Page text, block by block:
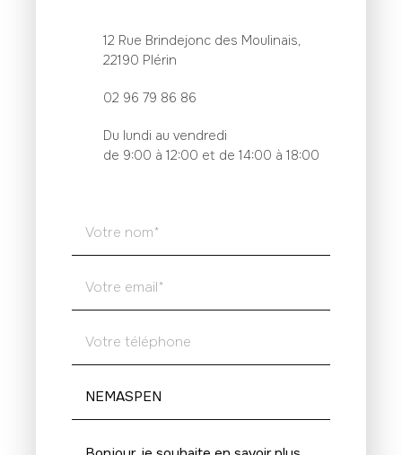
12 Rue Brindejonc des Moulinais,
22190 Plérin
02 96 79 86 86
Du lundi au vendredi
de 9:00 à 12:00 et de 14:00 à 18:00